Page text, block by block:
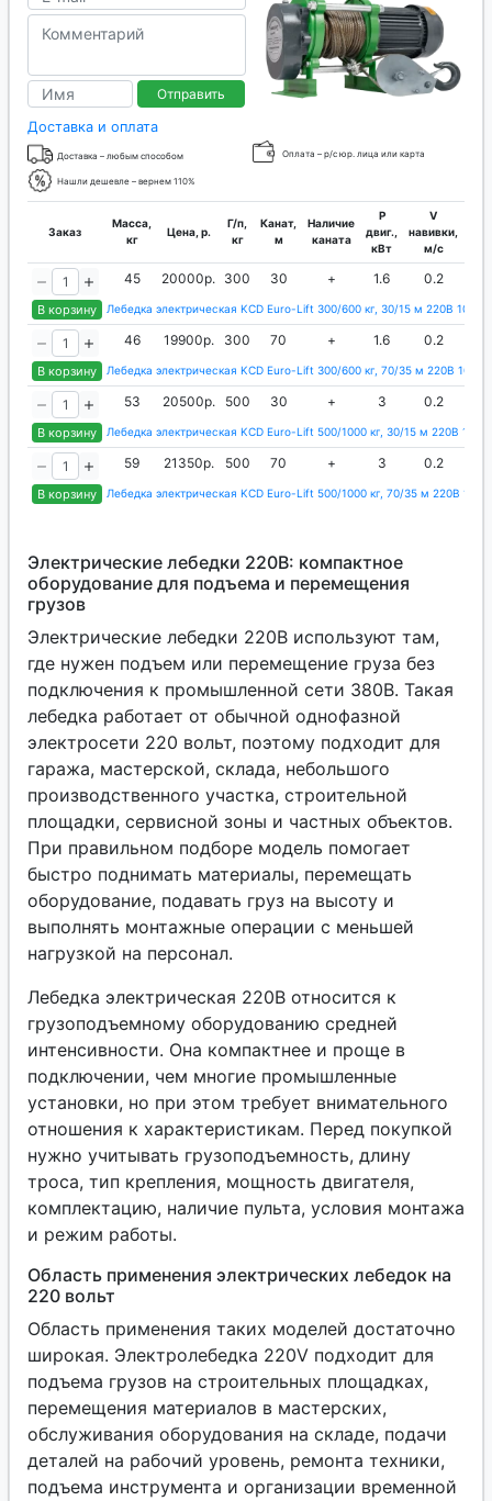
Отправить
Доставка и оплата
Доставка – любым способом Оплата – р/с юр. лица или карта
Нашли дешевле – вернем 110%
Заказ
Масса,
кг
Цена, р.
Г/п,
кг
Канат,
м
Наличие
каната
P
двиг.,
кВт
V
навивки,
м/с
В корзину
45 20000р. 300 30 + 1.6 0.2
Лебедка электрическая KCD Euro-Lift 300/600 кг, 30/15 м 220В
В корзину
46 19900р. 300 70 + 1.6 0.2
Лебедка электрическая KCD Euro-Lift 300/600 кг, 70/35 м 220В
В корзину
53 20500р. 500 30 + 3 0.2
Лебедка электрическая KCD Euro-Lift 500/1000 кг, 30/15 м 220В
В корзину
59 21350р. 500 70 + 3 0.2
Лебедка электрическая KCD Euro-Lift 500/1000 кг, 70/35 м 220В
Электрические лебедки 220В: компактное
оборудование для подъема и перемещения
грузов
Электрические лебедки 220В используют там,
где нужен подъем или перемещение груза без
подключения к промышленной сети 380В. Такая
лебедка работает от обычной однофазной
электросети 220 вольт, поэтому подходит для
гаража, мастерской, склада, небольшого
производственного участка, строительной
площадки, сервисной зоны и частных объектов.
При правильном подборе модель помогает
быстро поднимать материалы, перемещать
оборудование, подавать груз на высоту и
выполнять монтажные операции с меньшей
нагрузкой на персонал.
Лебедка электрическая 220В относится к
грузоподъемному оборудованию средней
интенсивности. Она компактнее и проще в
подключении, чем многие промышленные
установки, но при этом требует внимательного
отношения к характеристикам. Перед покупкой
нужно учитывать грузоподъемность, длину
троса, тип крепления, мощность двигателя,
комплектацию, наличие пульта, условия монтажа
и режим работы.
Область применения электрических лебедок на
220 вольт
Область применения таких моделей достаточно
широкая. Электролебедка 220V подходит для
подъема грузов на строительных площадках,
перемещения материалов в мастерских,
обслуживания оборудования на складе, подачи
деталей на рабочий уровень, ремонта техники,
подъема инструмента и организации временной